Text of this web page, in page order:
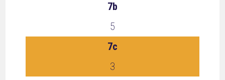
7b
5
7c
3